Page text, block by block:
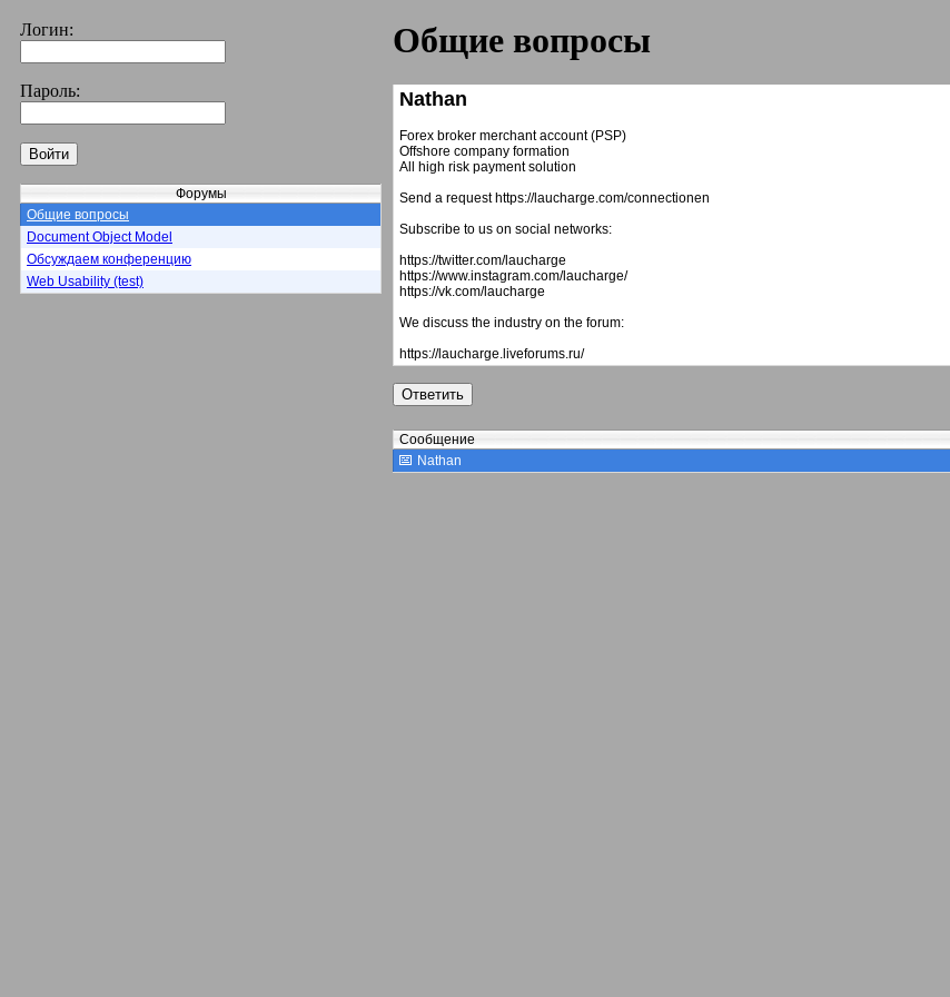
Логин:
Пароль:
Форумы
Общие вопросы
Document Object Model
Обсуждаем конференцию
Web Usability (test)
Общие вопросы
Nathan
Forex broker merchant account (PSP)
Offshore company formation
All high risk payment solution
Send a request https://laucharge.com/connectionen
Subscribe to us on social networks:
https://twitter.com/laucharge
https://www.instagram.com/laucharge/
https://vk.com/laucharge
We discuss the industry on the forum:
https://laucharge.liveforums.ru/
Сообщение
Nathan